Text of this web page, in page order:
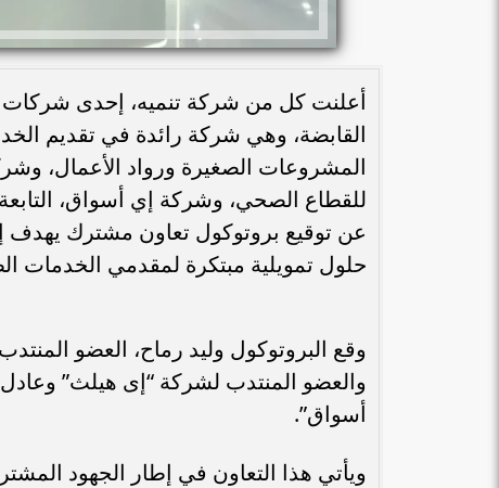
أعلنت كل من شركة تنميه، إحدى
القابضة، وهي شركة رائدة في تقديم
المشروعات الصغيرة ورواد الأعمال،
للقطاع الصحي، وشركة إي أسواق،
عن توقيع بروتوكول تعاون مشترك يهدف
حلول تمويلية مبتكرة لمقدمي الخدمات
وقع البروتوكول وليد رماح، العضو
والعضو المنتدب لشركة “إى هيلث”
أسواق”.
ويأتي هذا التعاون في إطار الجهود